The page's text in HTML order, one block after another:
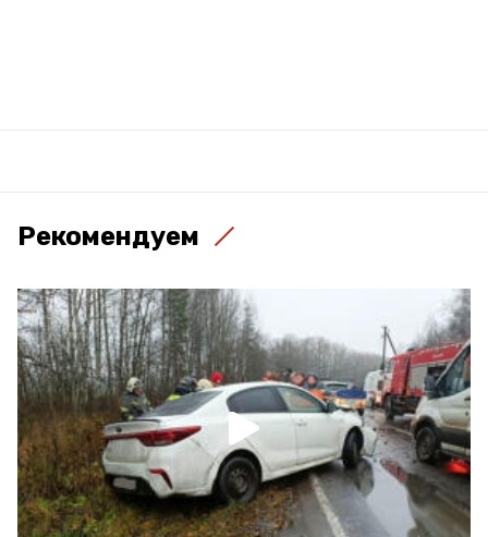
Рекомендуем